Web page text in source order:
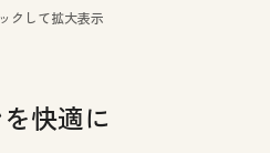
クして拡大表示
快適に